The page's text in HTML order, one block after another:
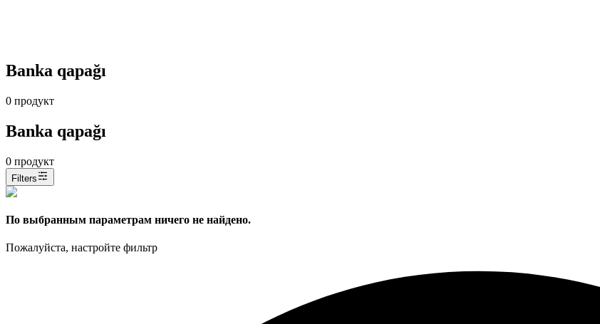
Banka qapağı
0 продукт
Banka qapağı
0 продукт
Filters
По выбранным параметрам ничего не найдено.
Пожалуйста, настройте фильтр